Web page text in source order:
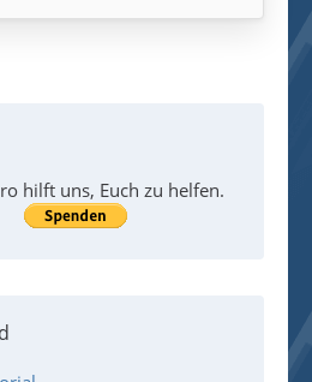
hilft uns, Euch zu helfen.